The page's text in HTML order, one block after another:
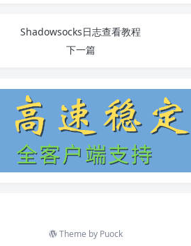
Shadowsocks日志查看教程
下一篇
Theme by Puock